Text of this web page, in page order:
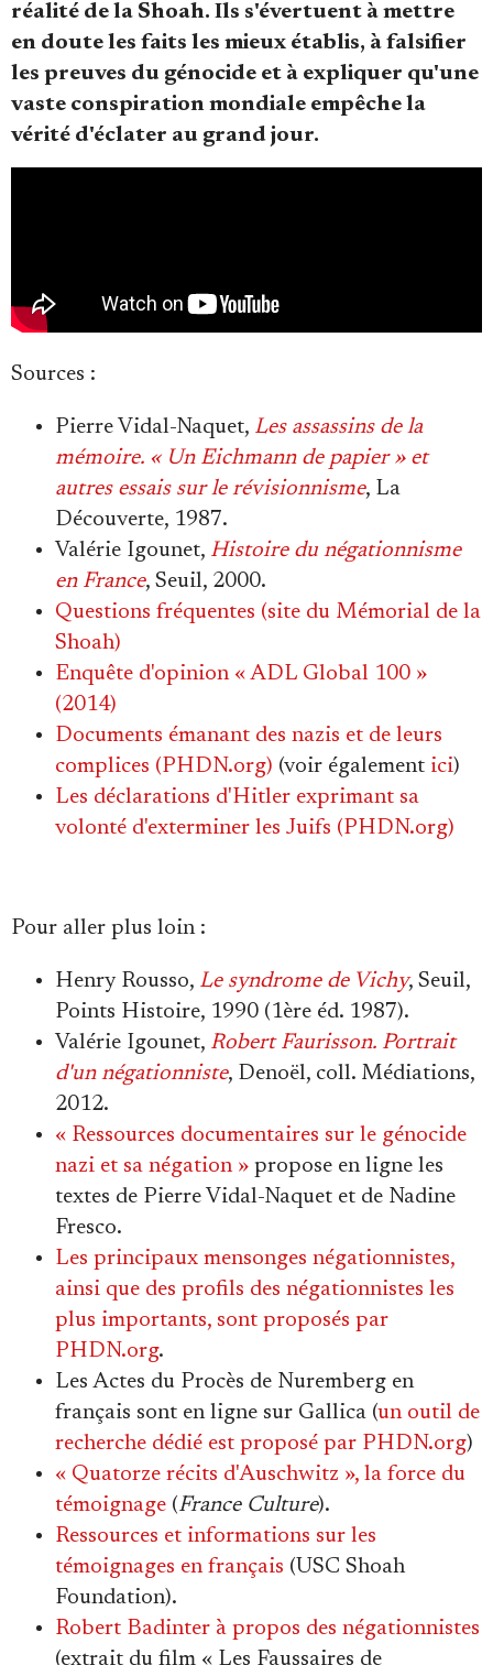
Demander à Vera
réalité de la Shoah. Ils s'évertuent à mettre
en doute les faits les mieux établis, à falsifier
les preuves du génocide et à expliquer qu'une
vaste conspiration mondiale empêche la
vérité d'éclater au grand jour.
Sources :
Pierre Vidal-Naquet, Les assassins de la
mémoire. « Un Eichmann de papier » et
autres essais sur le révisionnisme, La
Découverte, 1987.
Valérie Igounet, Histoire du négationnisme
en France, Seuil, 2000.
Questions fréquentes (site du Mémorial de la
Shoah)
Enquête d'opinion « ADL Global 100 »
(2014)
Documents émanant des nazis et de leurs
complices (PHDN.org) (voir également ici)
Les déclarations d'Hitler exprimant sa
volonté d'exterminer les Juifs (PHDN.org)
Pour aller plus loin :
Henry Rousso, Le syndrome de Vichy, Seuil,
Points Histoire, 1990 (1ère éd. 1987).
Valérie Igounet, Robert Faurisson. Portrait
d'un négationniste, Denoël, coll. Médiations,
2012.
« Ressources documentaires sur le génocide
nazi et sa négation » propose en ligne les
textes de Pierre Vidal-Naquet et de Nadine
Fresco.
Les principaux mensonges négationnistes,
ainsi que des profils des négationnistes les
plus importants, sont proposés par
PHDN.org.
Les Actes du Procès de Nuremberg en
français sont en ligne sur Gallica (un outil de
recherche dédié est proposé par PHDN.org)
« Quatorze récits d'Auschwitz », la force du
témoignage (France Culture).
Ressources et informations sur les
témoignages en français (USC Shoah
Foundation).
Robert Badinter à propos des négationnistes
(extrait du film « Les Faussaires de